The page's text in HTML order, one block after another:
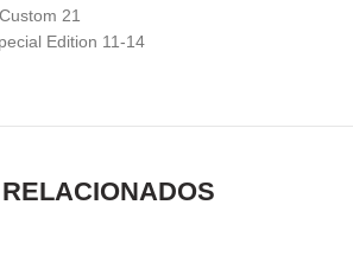
21
Edition 11-14